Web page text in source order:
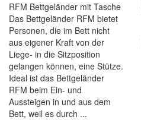
RFM Bettgeländer mit Tasche
Das Bettgeländer RFM bietet
Personen, die im Bett nicht
aus eigener Kraft von der
Liege- in die Sitzposition
gelangen können, eine Stütze.
Ideal ist das Bettgeländer
RFM beim Ein- und
Aussteigen in und aus dem
Bett, weil es durch ...